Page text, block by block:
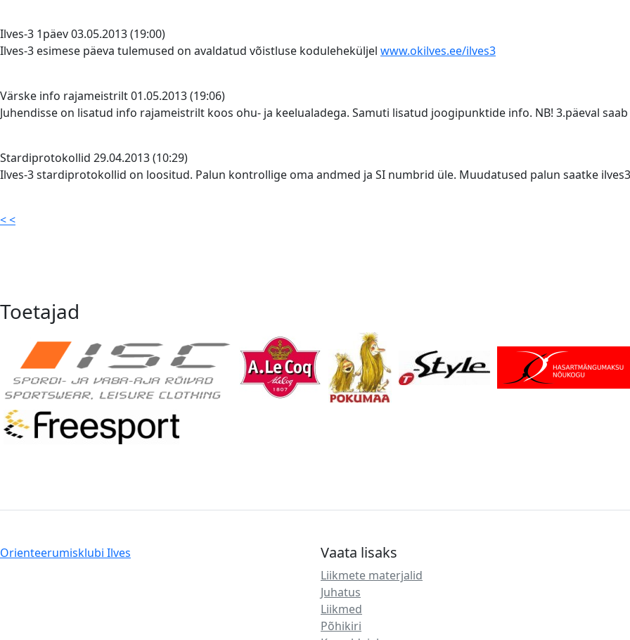
Ilves-3 1päev03.05.2013 (19:00)
Ilves-3 esimese päeva tulemused on avaldatud võistluse koduleheküljel www.okilves.ee/ilves3
Värske info rajameistrilt01.05.2013 (19:06)
Juhendisse on lisatud info rajameistrilt koos ohu- ja keelualadega. Samuti lisatud joogipunktide info. NB! 3.päeval
Stardiprotokollid 29.04.2013 (10:29)
Ilves-3 stardiprotokollid on loositud. Palun kontrollige oma andmed ja SI numbrid üle. Muudatused palun saatke
< <
Toetajad
Orienteerumisklubi Ilves Vaata lisaks
Liikmete materjalid
Juhatus
Liikmed
Põhikiri